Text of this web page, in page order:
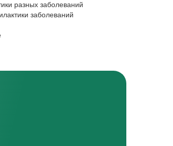
разных заболеваний
заболеваний